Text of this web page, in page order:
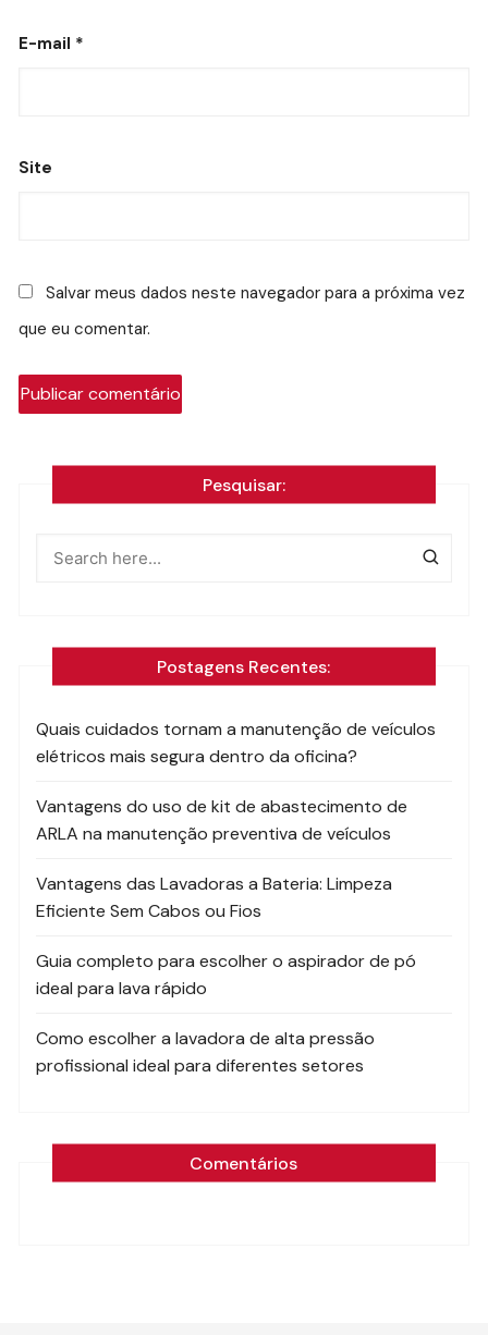
E-mail *
Site
Salvar meus dados neste navegador para a próxima vez
que eu comentar.
Pesquisar:
Postagens Recentes:
Quais cuidados tornam a manutenção de veículos
elétricos mais segura dentro da oficina?
Vantagens do uso de kit de abastecimento de
ARLA na manutenção preventiva de veículos
Vantagens das Lavadoras a Bateria: Limpeza
Eficiente Sem Cabos ou Fios
Guia completo para escolher o aspirador de pó
ideal para lava rápido
Como escolher a lavadora de alta pressão
profissional ideal para diferentes setores
Comentários